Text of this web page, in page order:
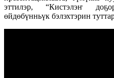
эттилэр, “Кистэлэҥ
өйдөбүнньүк бэлэхтэрин